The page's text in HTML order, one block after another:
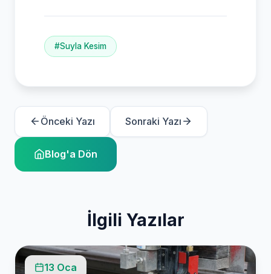
#Suyla Kesim
Önceki Yazı Sonraki Yazı
Blog'a Dön
İlgili Yazılar
13 Oca